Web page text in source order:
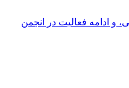
و ادامه فعالیت در انجمن